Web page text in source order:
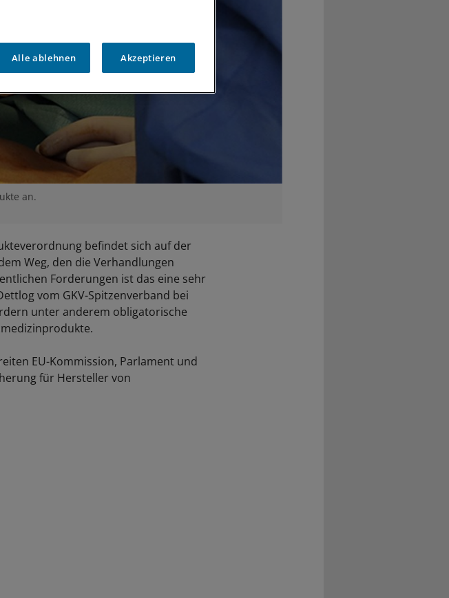
an.
befindet sich auf der
Weg, den die Verhandlungen
Forderungen ist das eine sehr
vom GKV-Spitzenverband bei
unter anderem obligatorische
EU-Kommission, Parlament und
für Hersteller von
Alle ablehnen Akzeptieren